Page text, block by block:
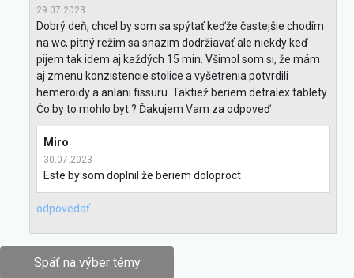
29.07.2023
Dobrý deň, chcel by som sa spýtať keďže častejšie chodím
na wc, pitný režim sa snazim dodržiavať ale niekdy keď
pijem tak idem aj každých 15 min. Všimol som si, že mám
aj zmenu konzistencie stolice a vyšetrenia potvrdili
hemeroidy a anlani fissuru. Taktiež beriem detralex tablety.
Čo by to mohlo byt ? Ďakujem Vam za odpoveď
Miro
30.07.2023
Este by som doplnil že beriem doloproct
odpovedať
Späť na výber témy